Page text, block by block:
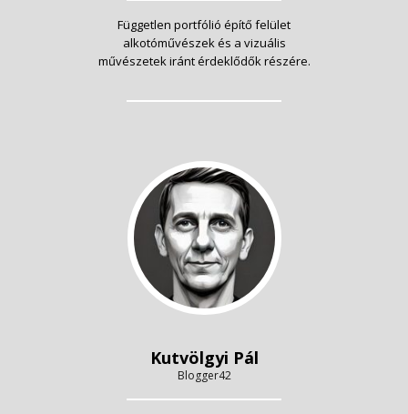
Független portfólió építő felület
alkotóművészek és a vizuális
művészetek iránt érdeklődők részére.
Kutvölgyi Pál
Blogger42